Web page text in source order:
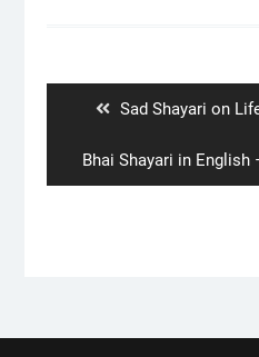
Previous
Sad Shayari on
Next
post:
Bhai Shayari in English –